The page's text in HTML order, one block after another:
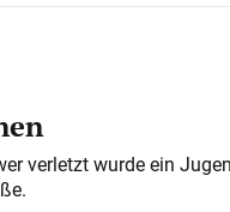
verletzt wurde ein